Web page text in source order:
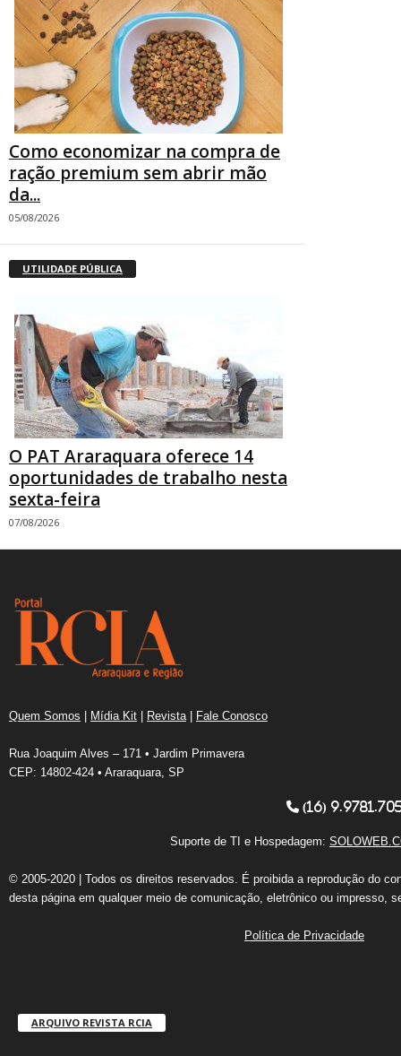
Como economizar na compra de
ração premium sem abrir mão
da...
05/08/2026
UTILIDADE PÚBLICA
O PAT Araraquara oferece 14
oportunidades de trabalho nesta
sexta-feira
07/08/2026
Quem Somos | Mídia Kit | Revista | Fale Conosco
Rua Joaquim Alves – 171 • Jardim Primavera
CEP: 14802-424 • Araraquara, SP
(16)
Suporte de TI e Hospedagem:
© 2005-2020 | Todos os direitos reservados. É proibida a reprodução do
desta página em qualquer meio de comunicação, eletrônico ou impresso,
Política de Privacidade
ARQUIVO REVISTA RCIA